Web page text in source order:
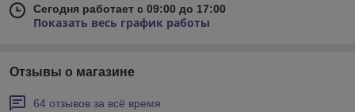
Сегодня работает с 09:00 до 17:00
Показать весь график работы
Отзывы о магазине
64 отзывов за всё время